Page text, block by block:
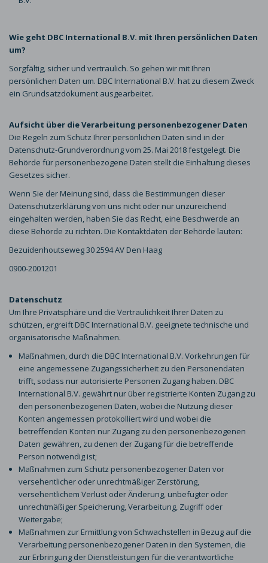
Wie geht DBC International B.V. mit Ihren persönlichen Daten
um?
Sorgfältig, sicher und vertraulich. So gehen wir mit Ihren
persönlichen Daten um. DBC International B.V. hat zu diesem Zweck
ein Grundsatzdokument ausgearbeitet.
Aufsicht über die Verarbeitung personenbezogener Daten
Die Regeln zum Schutz Ihrer persönlichen Daten sind in der
Datenschutz-Grundverordnung vom 25. Mai 2018 festgelegt. Die
Behörde für personenbezogene Daten stellt die Einhaltung dieses
Gesetzes sicher.
Wenn Sie der Meinung sind, dass die Bestimmungen dieser
Datenschutzerklärung von uns nicht oder nur unzureichend
eingehalten werden, haben Sie das Recht, eine Beschwerde an
diese Behörde zu richten. Die Kontaktdaten der Behörde lauten:
Bezuidenhoutseweg 30 2594 AV Den Haag
0900-2001201
Datenschutz
Um Ihre Privatsphäre und die Vertraulichkeit Ihrer Daten zu
schützen, ergreift DBC International B.V. geeignete technische und
organisatorische Maßnahmen.
Maßnahmen, durch die DBC International B.V. Vorkehrungen für
eine angemessene Zugangssicherheit zu den Personendaten
trifft, sodass nur autorisierte Personen Zugang haben. DBC
International B.V. gewährt nur über registrierte Konten Zugang zu
den personenbezogenen Daten, wobei die Nutzung dieser
Konten angemessen protokolliert wird und wobei die
betreffenden Konten nur Zugang zu den personenbezogenen
Daten gewähren, zu denen der Zugang für die betreffende
Person notwendig ist;
Maßnahmen zum Schutz personenbezogener Daten vor
versehentlicher oder unrechtmäßiger Zerstörung,
versehentlichem Verlust oder Änderung, unbefugter oder
unrechtmäßiger Speicherung, Verarbeitung, Zugriff oder
Weitergabe;
Maßnahmen zur Ermittlung von Schwachstellen in Bezug auf die
Verarbeitung personenbezogener Daten in den Systemen, die
zur Erbringung der Dienstleistungen für die verantwortliche